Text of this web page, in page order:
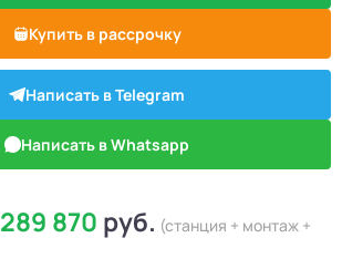
Купить в рассрочку
Написать в Telegram
Написать в Whatsapp
289 870 руб. (станция + монтаж +